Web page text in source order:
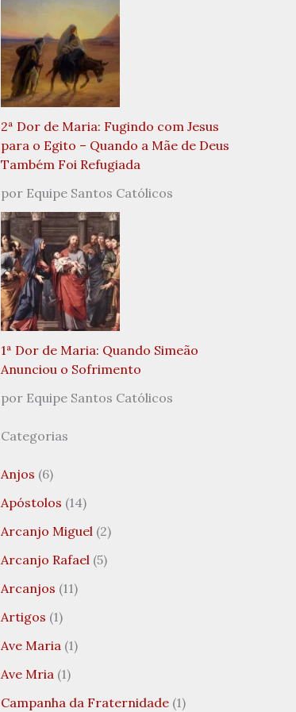
2ª Dor de Maria: Fugindo com Jesus
para o Egito – Quando a Mãe de Deus
Também Foi Refugiada
por Equipe Santos Católicos
1ª Dor de Maria: Quando Simeão
Anunciou o Sofrimento
por Equipe Santos Católicos
Categorias
Anjos (6)
Apóstolos (14)
Arcanjo Miguel (2)
Arcanjo Rafael (5)
Arcanjos (11)
Artigos (1)
Ave Maria (1)
Ave Mria (1)
Campanha da Fraternidade (1)